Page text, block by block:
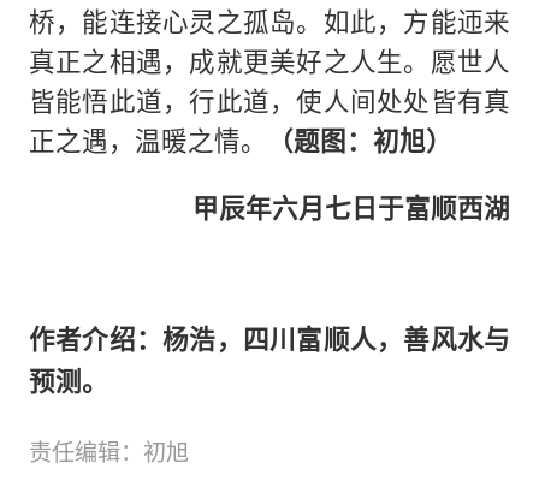
桥，能连接心灵之孤岛。如此，方能迊来
真正之相遇，成就更美好之人生。愿世人
皆能悟此道，行此道，使人间处处皆有真
正之遇，温暖之情。
（题图：初旭）
甲辰年六月七日于富顺西湖
作者介绍：杨浩，四川富顺人，善风水与
预测。
责任编辑：初旭